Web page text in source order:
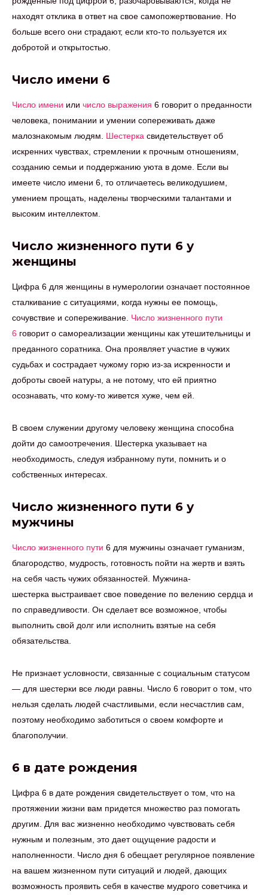
находят отклика в ответ на свое самопожертвование. Но
больше всего они страдают, если кто-то пользуется их
добротой и открытостью.
Число имени 6
Число имени или число выражения 6 говорит о преданности
человека, понимании и умении сопереживать даже
малознакомым людям. Шестерка свидетельствует об
искренних чувствах, стремлении к прочным отношениям,
созданию семьи и поддержанию уюта в доме. Если вы
имеете число имени 6, то отличаетесь великодушием,
умением прощать, наделены творческими талантами и
высоким интеллектом.
Число жизненного пути 6 у
женщины
Цифра 6 для женщины в нумерологии означает постоянное
сталкивание с ситуациями, когда нужны ее помощь,
сочувствие и сопереживание. Число жизненного пути
6 говорит о самореализации женщины как утешительницы и
преданного соратника. Она проявляет участие в чужих
судьбах и сострадает чужому горю из-за искренности и
доброты своей натуры, а не потому, что ей приятно
осознавать, что кому-то живется хуже, чем ей.
В своем служении другому человеку женщина способна
дойти до самоотречения. Шестерка указывает на
необходимость, следуя избранному пути, помнить и о
собственных интересах.
Число жизненного пути 6 у
мужчины
Число жизненного пути 6 для мужчины означает гуманизм,
благородство, мудрость, готовность пойти на жертв и взять
на себя часть чужих обязанностей. Мужчина-
шестерка выстраивает свое поведение по велению сердца и
по справедливости. Он сделает все возможное, чтобы
выполнить свой долг или исполнить взятые на себя
обязательства.
Не признает условности, связанные с социальным статусом
— для шестерки все люди равны. Число 6 говорит о том, что
нельзя сделать людей счастливыми, если несчастлив сам,
поэтому необходимо заботиться о своем комфорте и
благополучии.
6 в дате рождения
Цифра 6 в дате рождения свидетельствует о том, что на
протяжении жизни вам придется множество раз помогать
другим. Для вас жизненно необходимо чувствовать себя
нужным и полезным, это дает ощущение радости и
наполненности. Число дня 6 обещает регулярное появление
на вашем жизненном пути ситуаций и людей, дающих
возможность проявить себя в качестве мудрого советчика и